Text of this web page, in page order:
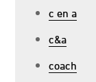
c en a
c&a
coach